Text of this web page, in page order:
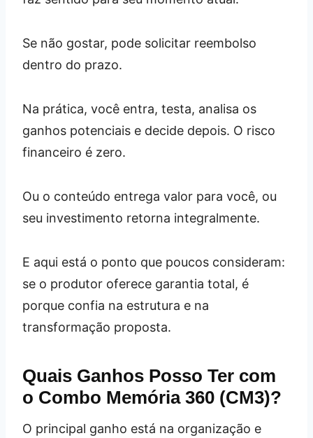
Se não gostar, pode solicitar reembolso
dentro do prazo.
Na prática, você entra, testa, analisa os
ganhos potenciais e decide depois. O risco
financeiro é zero.
Ou o conteúdo entrega valor para você, ou
seu investimento retorna integralmente.
E aqui está o ponto que poucos consideram:
se o produtor oferece garantia total, é
porque confia na estrutura e na
transformação proposta.
Quais Ganhos Posso Ter com
o Combo Memória 360 (CM3)?
O principal ganho está na organização e